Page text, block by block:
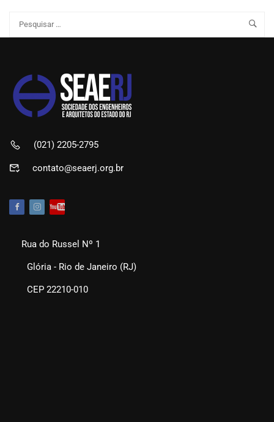
(021) 2205-2795
contato@seaerj.org.br
Rua do Russel Nº 1
Glória - Rio de Janeiro (RJ)
CEP 22210-010